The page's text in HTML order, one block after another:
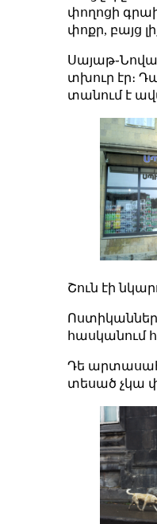
փողոցի
փոքր, բայց
տխուր էր։
տանում է
Շուն էի
հասկանում
Դե
տեսած չկա